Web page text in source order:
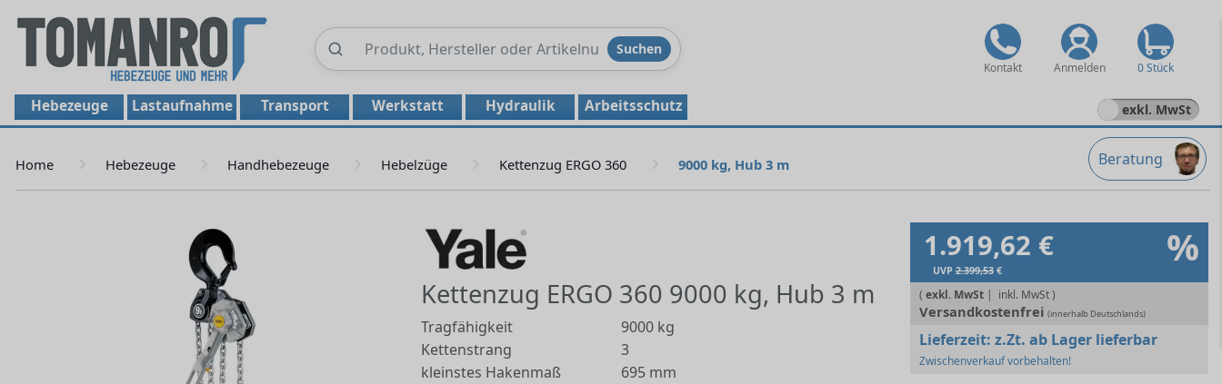
Produkte
durchsuchen
Suchen
Kontakt Anmelden 0 Stück
Hebezeuge Lastaufnahme Transport Werkstatt Hydraulik Arbeitsschutz exkl. MwSt
Beratung
Home Hebezeuge Handhebezeuge Hebelzüge Kettenzug ERGO 360 9000 kg, Hub 3 m
Kettenzug ERGO 360 9000 kg, Hub 3 m
Tragfähigkeit
9000 kg
Kettenstrang
3
kleinstes Hakenmaß
695 mm
1.919,62 € %
UVP2.399,53€
( exkl. MwSt |
Versandkostenfrei (innerhalb Deutschlands)
Lieferzeit: z.Zt. ab Lager lieferbar
Zwischenverkauf vorbehalten!